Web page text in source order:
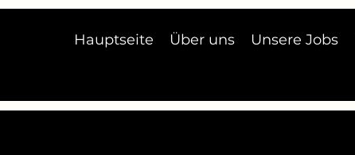
Hauptseite Über uns Unsere Jobs